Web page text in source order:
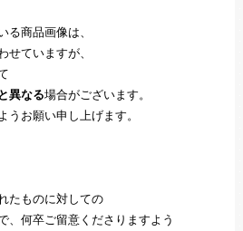
る商品画像は、
せていますが、
異なる場合がございます。
うお願い申し上げます。
たものに対しての
、何卒ご留意くださりますよう